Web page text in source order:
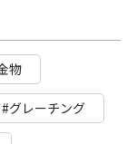
物
#グレーチング